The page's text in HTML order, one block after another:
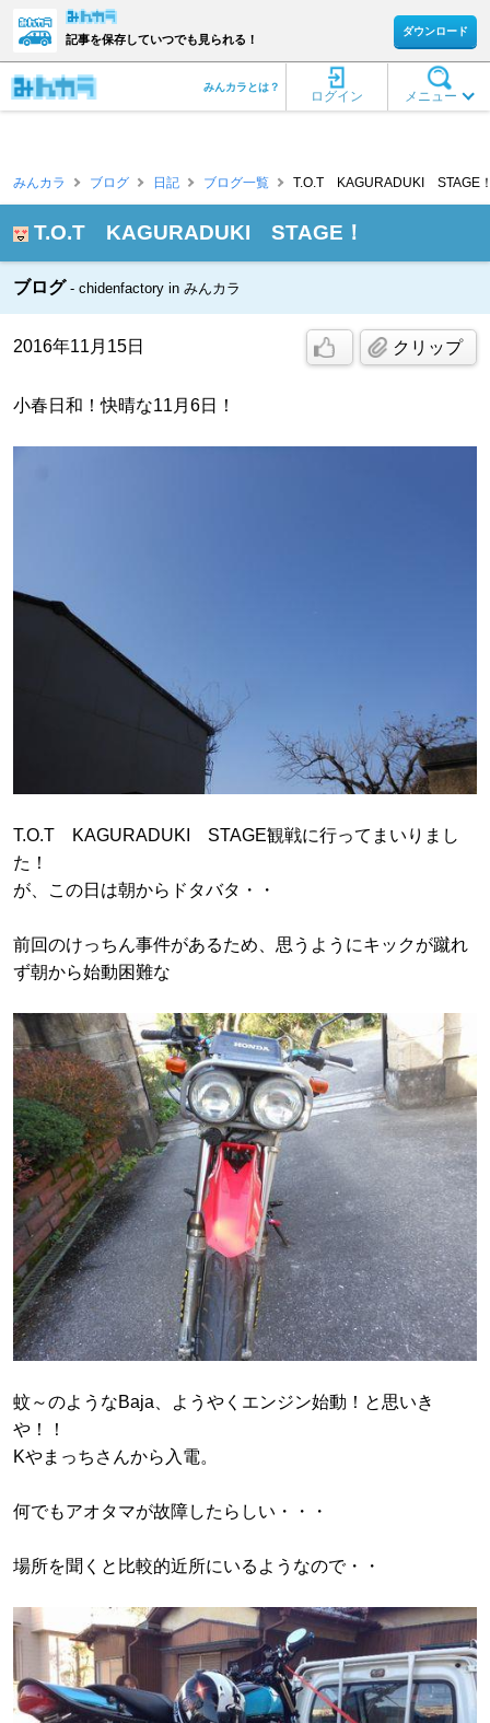
記事を保存していつでも見られる！
ダウンロード
メニュー
ログイン
みんカラとは？
みんカラ ブログ 日記 ブログ一覧 T.O.T KAGURADUKI STAGE
T.O.T KAGURADUKI STAGE！
ブログ chidenfactory in みんカラ
2016年11月15日 クリップ
小春日和！快晴な11月6日！
T.O.T KAGURADUKI STAGE観戦に行ってまいりまし
た！
が、この日は朝からドタバタ・・
前回のけっちん事件があるため、思うようにキックが蹴れ
ず朝から始動困難な
蚊～のようなBaja、ようやくエンジン始動！と思いき
や！！
Kやまっちさんから入電。
何でもアオタマが故障したらしい・・・
場所を聞くと比較的近所にいるようなので・・